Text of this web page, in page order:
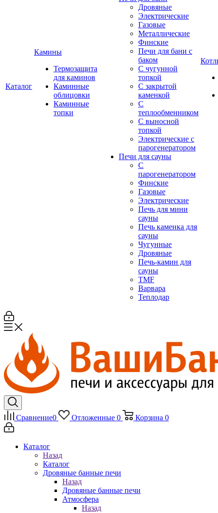
Каталог
Камины
Термозащита
для каминов
Каминные
облицовки
Каминные
топки
Дровяные
Электрические
Газовые
Металлические
Финские
Печи для бани с
баком
С чугунной
топкой
С закрытой
каменкой
С
теплообменником
С выносной
топкой
Электрические с
парогенератором
Печи для сауны
С
парогенератором
Финские
Газовые
Электрические
Печь для мини
сауны
Печь каменка для
сауны
Чугунные
Дровяные
Печь-камин для
сауны
TMF
Варвара
Теплодар
Сравнение0 Отложенные 0 Корзина 0
Каталог
Назад
Каталог
Дровяные банные печи
Назад
Дровяные банные печи
Атмосфера
Назад